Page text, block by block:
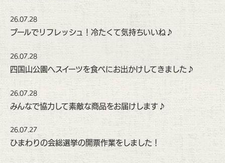
26.07.28
プールでリフレッシュ！冷たくて気持ちいいね♪
26.07.28
四国山公園へスイーツを食べにお出かけしてきました♪
26.07.28
みんなで協力して素敵な商品をお届けします♪
26.07.27
ひまわりの会総選挙の開票作業をしました！